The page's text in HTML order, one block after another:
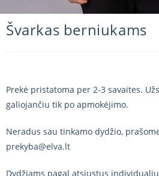
Švarkas berniukams
Prekė pristatoma per 2-3 savaites.
galiojančiu tik po apmokėjimo.
Neradus sau tinkamo dydžio,
prekyba@elva.lt
Dydžiams pagal atsiųstus